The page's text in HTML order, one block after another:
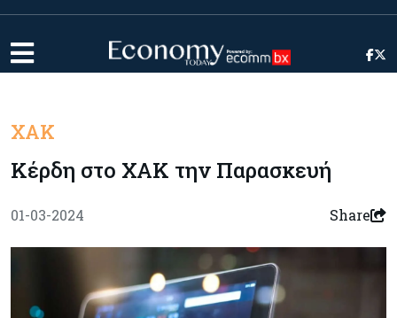
ΧΑΚ
Κέρδη στο ΧΑΚ την Παρασκευή
01-03-2024 Share